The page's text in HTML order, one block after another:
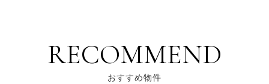
RECOMMEND
おすすめ物件